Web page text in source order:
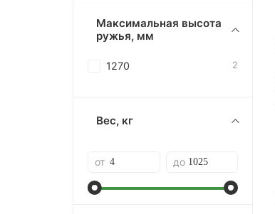
Максимальная высота
ружья, мм
1270 2
Вес, кг
от до